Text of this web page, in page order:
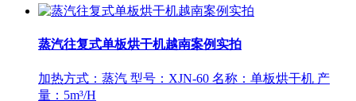
蒸汽往复式单板烘干机越南案例实拍
加热方式：蒸汽 型号：XJN-60 名称：单板烘干机 产
量：5m³/H